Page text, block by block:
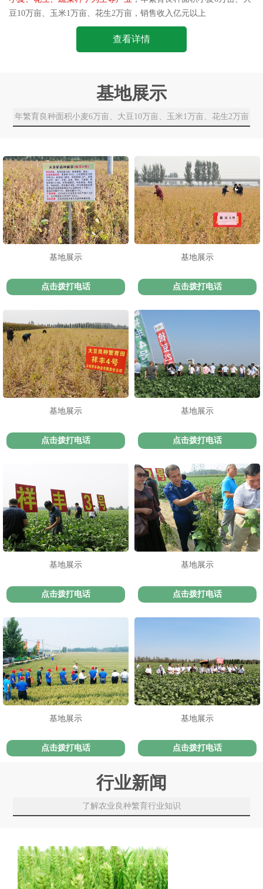
豆10万亩、玉米1万亩、花生2万亩，销售收入亿元以上
查看详情
基地展示
年繁育良种面积小麦6万亩、大豆10万亩、玉米1万亩、花生2万亩
基地展示
点击拨打电话
基地展示
点击拨打电话
基地展示
点击拨打电话
基地展示
点击拨打电话
基地展示
点击拨打电话
基地展示
点击拨打电话
基地展示
点击拨打电话
基地展示
点击拨打电话
行业新闻
了解农业良种繁育行业知识